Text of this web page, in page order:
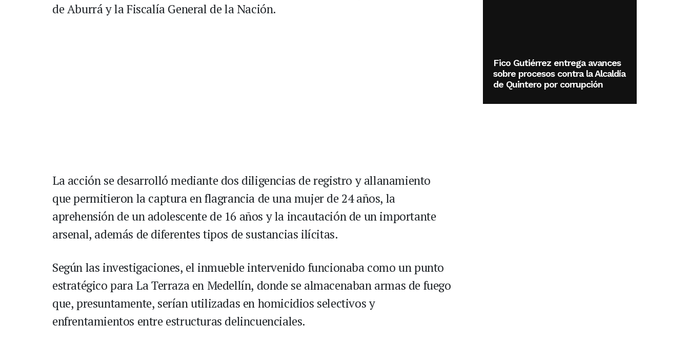
de Aburrá y la Fiscalía General de la Nación.
La acción se desarrolló mediante dos diligencias de registro y allanamiento
que permitieron la captura en flagrancia de una mujer de 24 años, la
aprehensión de un adolescente de 16 años y la incautación de un importante
arsenal, además de diferentes tipos de sustancias ilícitas.
Según las investigaciones, el inmueble intervenido funcionaba como un punto
estratégico para La Terraza en Medellín, donde se almacenaban armas de fuego
que, presuntamente, serían utilizadas en homicidios selectivos y
enfrentamientos entre estructuras delincuenciales.
Fico Gutiérrez entrega avances
sobre procesos contra la Alcaldía
de Quintero por corrupción